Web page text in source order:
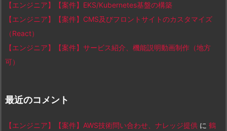
【エンジニア】【案件】EKS/Kubernetes基盤の構築
【エンジニア】【案件】CMS及びフロントサイトのカスタマイズ
（React）
【エンジニア】【案件】サービス紹介、機能説明動画制作（地方
可）
最近のコメント
【エンジニア】【案件】AWS技術問い合わせ、ナレッジ提供 に 鶴